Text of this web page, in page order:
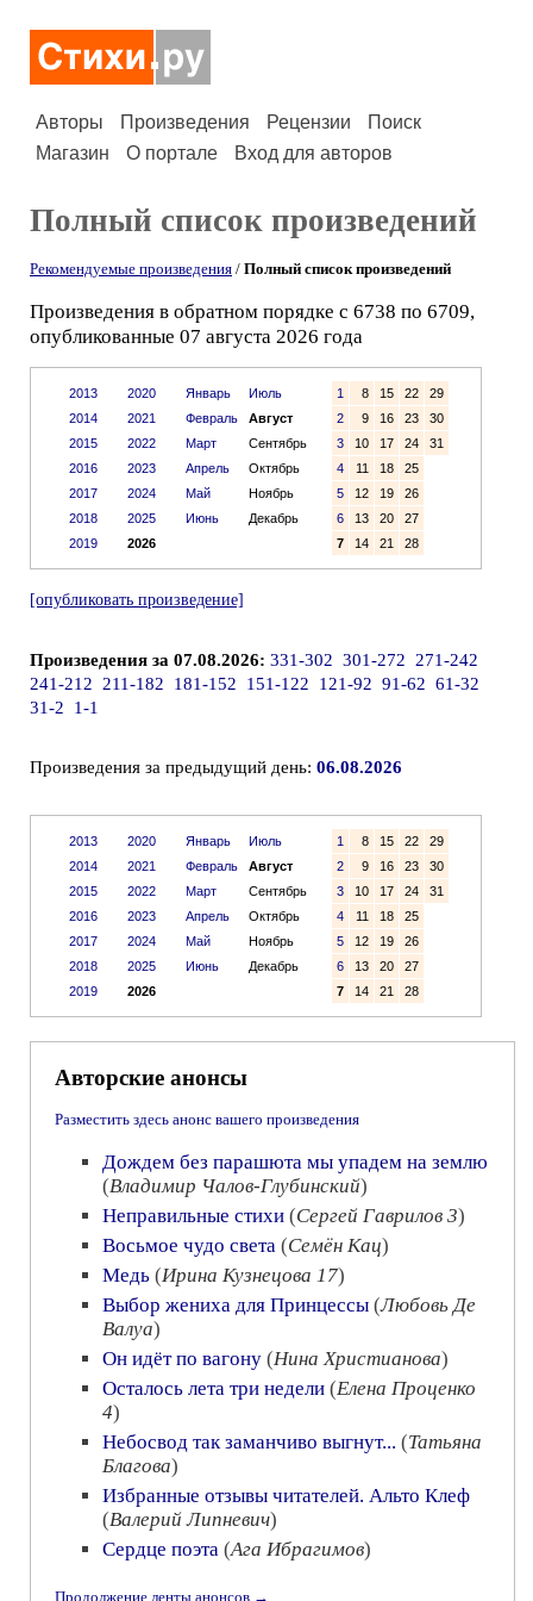
Авторы Произведения Рецензии
Поиск
Магазин
О портале Вход для авторов
Полный список произведений
Рекомендуемые произведения / Полный список произведений
Произведения в обратном порядке с 6738 по 6709,
опубликованные 07 августа 2026 года
2013
2014
2015
2016
2017
2018
2019
2020
2021
2022
2023
2024
2025
2026
Январь
Июль
Февраль
Август
Март
Сентябрь
Апрель
Октябрь
Май
Ноябрь
Июнь
Декабрь
1 8 15 22
29
2
9 16 23
30
3
10 17 24
31
4
11 18
25
5
12 19
26
6
13 20
27
7
14 21 28
[опубликовать произведение]
Произведения за 07.08.2026: 331-302 301-272
271-242
241-212
211-182 181-152 151-122 121-92 91-62 61-32
31-2
1-1
Произведения за предыдущий день: 06.08.2026
2013
2014
2015
2016
2017
2018
2019
2020
2021
2022
2023
2024
2025
2026
Январь
Июль
Февраль
Август
Март
Сентябрь
Апрель
Октябрь
Май
Ноябрь
Июнь
Декабрь
1 8 15 22
29
2
9 16 23
30
3
10 17 24
31
4
11 18
25
5
12 19
26
6
13 20
27
7
14 21 28
Авторские анонсы
Разместить здесь анонс вашего произведения
Дождем без парашюта мы упадем на землю
(Владимир Чалов-Глубинский)
Неправильные стихи (Сергей Гаврилов 3)
Восьмое чудо света (Семён Кац)
Медь (Ирина Кузнецова 17)
Выбор жениха для Принцессы (Любовь Де
Валуа)
Он идёт по вагону (Нина Христианова)
Осталось лета три недели (Елена Проценко
4)
Небосвод так заманчиво выгнут... (Татьяна
Благова)
Избранные отзывы читателей. Альто Клеф
(Валерий Липневич)
Сердце поэта (Ага Ибрагимов)
Продолжение ленты анонсов →